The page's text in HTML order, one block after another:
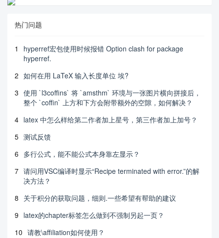
热门问题
1
hyperref宏包使用时候报错 Option clash for package
hyperref.
2 如何在用 LaTeX 输入长度单位 埃?
3 使用 `l3coffins` 将 `amsthm` 环境与一张图片横向拼接后，
整个 `coffin` 上方和下方会附带额外的空隙，如何解决？
4 latex 中怎么样给第二作者加上星号，第三作者加上加号？
5 测试反馈
6 多行公式，能不能公式本身靠左显示？
7 请问用VSC编译时显示“Recipe terminated with error.”的解
决方法？
8 关于积分的获取问题，细则.一些希望有帮助的建议
9 latex的chapter标签怎么做到不强制另起一页？
10 请教\affiliation如何使用？